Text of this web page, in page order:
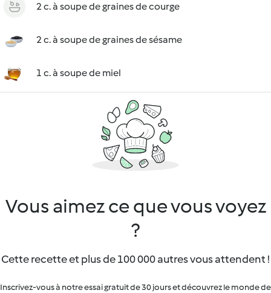
2 c. à soupe de graines de courge
2 c. à soupe de graines de sésame
1 c. à soupe de miel
Vous aimez ce que vous voyez
?
Cette recette et plus de 100 000 autres vous attendent !
Inscrivez-vous à notre essai gratuit de 30 jours et découvrez le monde de